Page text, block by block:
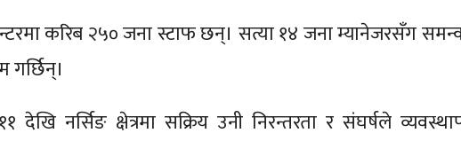
करिब २५० जना स्टाफ छन्। सत्या १४ जना म्यानेजरसँग
गर्छिन्।
देखि नर्सिङ क्षेत्रमा सक्रिय उनी निरन्तरता र संघर्षले